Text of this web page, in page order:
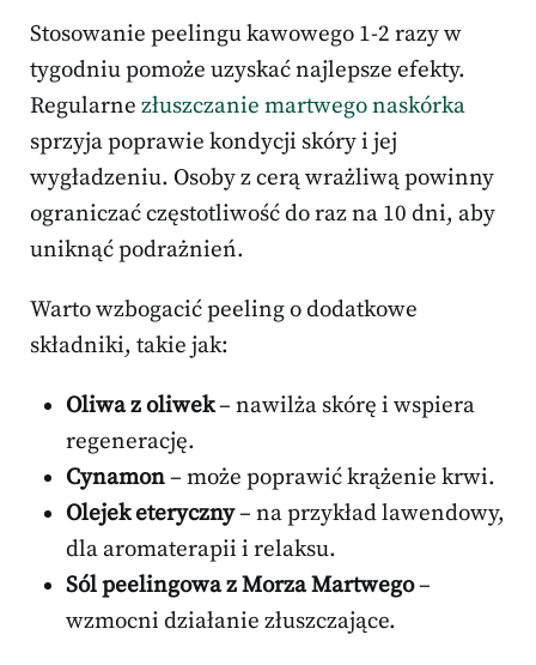
Stosowanie peelingu kawowego 1-2 razy w
tygodniu pomoże uzyskać najlepsze efekty.
Regularne złuszczanie martwego naskórka
sprzyja poprawie kondycji skóry i jej
wygładzeniu. Osoby z cerą wrażliwą powinny
ograniczać częstotliwość do raz na 10 dni, aby
uniknąć podrażnień.
Warto wzbogacić peeling o dodatkowe
składniki, takie jak:
Oliwa z oliwek– nawilża skórę i wspiera
regenerację.
Cynamon– może poprawić krążenie krwi.
Olejek eteryczny– na przykład lawendowy,
dla aromaterapii i relaksu.
Sól peelingowa z Morza Martwego–
wzmocni działanie złuszczające.